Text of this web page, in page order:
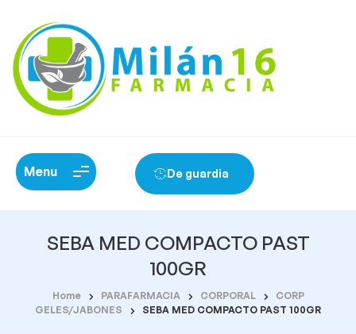
Menu De guardia
SEBA MED COMPACTO PAST
100GR
Home PARAFARMACIA CORPORAL
CORP
GELES/JABONES
SEBA MED COMPACTO PAST 100GR